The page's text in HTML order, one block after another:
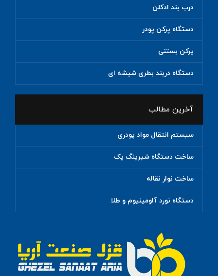
درب بند ادکلن
دستگاه پرکن پودر
پرکن بستنی
دستگاه دربند بطری شیشه ای
آخرین مطالب
سیستم انتقال مواد پودری
ساخت دستگاه شیرینگ پک
ساخت نوار نقاله
دستگاه نورد آلومینیوم و طلا